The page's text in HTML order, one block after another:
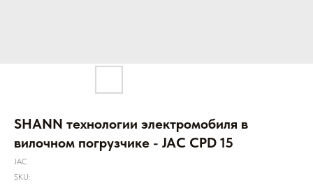
SHANN технологии электромобиля в
вилочном погрузчике - JAC CPD 15
JAC
SKU: